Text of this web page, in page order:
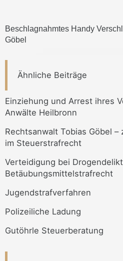
Beschlagnahmtes Handy
Göbel
Ähnliche Beiträge
Einziehung und Arrest ihres
Anwälte Heilbronn
Rechtsanwalt Tobias Göbel
im Steuerstrafrecht
Verteidigung bei
Betäubungsmittelstrafrecht
Jugendstrafverfahren
Polizeiliche Ladung
Gutöhrle Steuerberatung